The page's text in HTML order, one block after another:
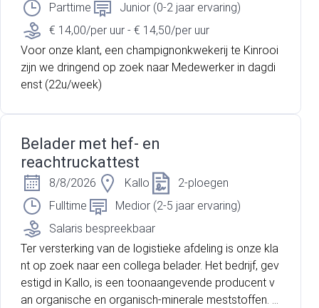
Parttime
Junior (0-2 jaar ervaring)
€ 14,00/per uur - € 14,50/per uur
Voor onze klant, een champignonkwekerij te Kinrooi
zijn we dringend op zoek naar Medewerker in dagdi
enst (22u/week)
Belader met hef- en
reachtruckattest
8/8/2026 Kallo
2-ploegen
Fulltime
Medior (2-5 jaar ervaring)
Salaris bespreekbaar
Ter versterking van de logistieke afdeling is onze kla
nt op zoek naar een collega belader. Het bedrijf, gev
estigd in Kallo, is een toonaangevende producent v
an organische en organisch-minerale meststoffen. H